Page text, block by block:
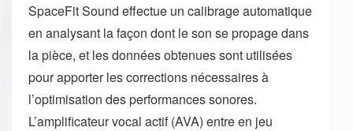
SpaceFit Sound effectue un calibrage automatique
en analysant la façon dont le son se propage dans
la pièce, et les données obtenues sont utilisées
pour apporter les corrections nécessaires à
l’optimisation des performances sonores.
L’amplificateur vocal actif (AVA) entre en jeu